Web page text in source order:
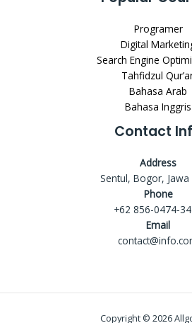
Programer
Digital
Search Engine
Tahfidzul
Bahasa Arab
Bahasa Inggris
Contact
Address
Sentul, Bogor,
Phone
+62 856-0474-
Email
Copyright © 2026